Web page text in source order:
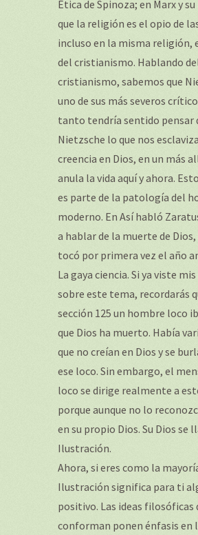
Ética de Spinoza; en Marx y
que la religión es el opio de
incluso en la misma religión,
del cristianismo. Hablando
cristianismo, sabemos que
uno de sus más severos
tanto tendría sentido pensar
Nietzsche lo que nos
creencia en Dios, en un más
anula la vida aquí y ahora.
es parte de la patología del
moderno. En Así habló
a hablar de la muerte de
tocó por primera vez el año
La gaya ciencia. Si ya viste
sobre este tema, recordarás
sección 125 un hombre loco
que Dios ha muerto. Había
que no creían en Dios y se
ese loco. Sin embargo, el
loco se dirige realmente a
porque aunque no lo
en su propio Dios. Su Dios se
Ilustración.
Ahora, si eres como la
Ilustración significa para ti
positivo. Las ideas filosóficas
conforman ponen énfasis en